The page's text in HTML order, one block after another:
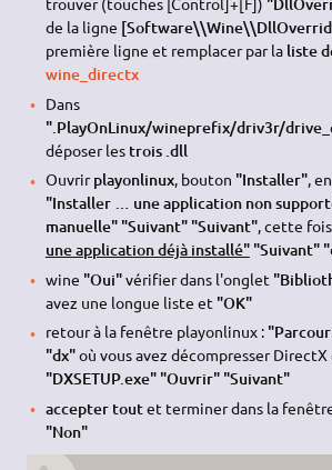
de la ligne
première ligne et remplacer par la liste
wine_directx
Dans
".PlayOnLinux/wineprefix/driv3r/
déposer les trois .dll
Ouvrirplayonlinux, bouton "Installer",
"Installer … une application non
manuelle" "Suivant" "Suivant", cette
une application déjà installé" "Suivant"
wine "Oui"vérifier dans l'onglet
avez une longue liste et "OK"
retour à la fenêtre playonlinux :
"dx"où vous avez décompresser
"DXSETUP.exe" "Ouvrir" "Suivant"
accepter toutet terminer dans la
"Non"